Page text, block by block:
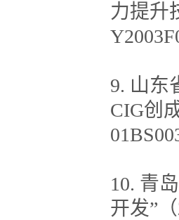
力提升
9. 山东
CIG创
10. 青
开发”